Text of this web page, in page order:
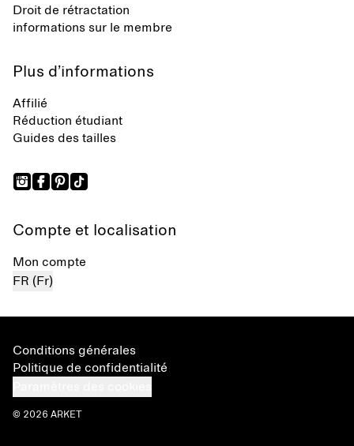
Droit de rétractation
informations sur le membre
Plus d’informations
Affilié
Réduction étudiant
Guides des tailles
Compte et localisation
Mon compte
FR (Fr)
Conditions générales
Politique de confidentialité
© 2026 ARKET